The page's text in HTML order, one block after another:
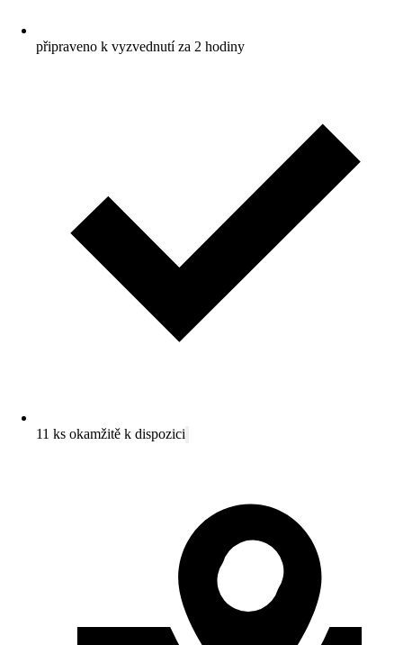
připraveno k vyzvednutí za 2 hodiny
11 ks okamžitě k dispozici